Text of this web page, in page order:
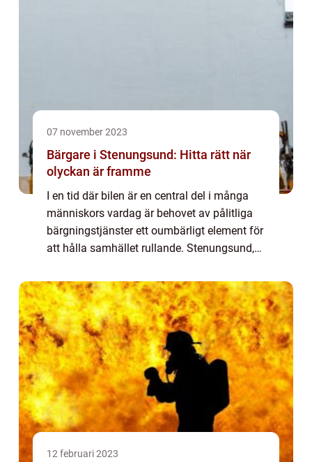
07 november 2023
Bärgare i Stenungsund: Hitta rätt när
olyckan är framme
I en tid där bilen är en central del i många
människors vardag är behovet av pålitliga
bärgningstjänster ett oumbärligt element för
att hålla samhället rullande. Stenungsund,
12 februari 2023